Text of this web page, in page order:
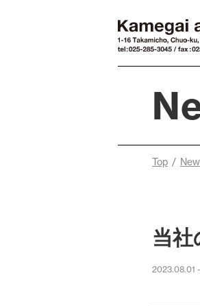
Top /
当
2023.08.01 -